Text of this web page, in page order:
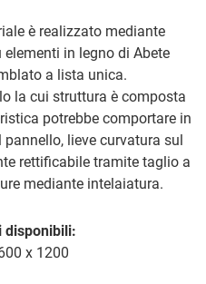
è realizzato mediante
in legno di Abete
a lista unica.
la cui struttura è composta
potrebbe comportare in
lieve curvatura sul
rettificabile tramite taglio a
mediante intelaiatura.
disponibili:
x 1200